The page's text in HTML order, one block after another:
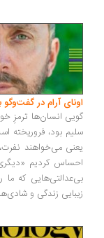
اونای آرام در
گویی انسان‌ها ترمزِ
سلیم بود، فروریخته
یعنی می‌خواهند
احساس کردیم
بی‌عدالتی‌هایی که
زیبایی زندگی و